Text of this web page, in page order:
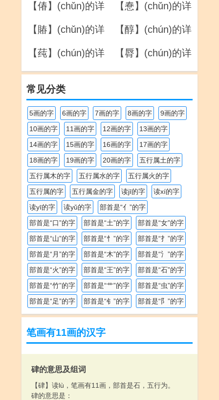
【偆】(chǔn)的详
【惷】(chǔn)的详
【賰】(chǔn)的详
【醇】(chún)的详
【莼】(chún)的详
【脣】(chún)的详
常见分类
5画的字 6画的字 7画的字 8画的字
9画的字
10画的字
11画的字 12画的字
13画的字
14画的字
15画的字 16画的字
17画的字
18画的字
19画的字 20画的字
五行属土的字
五行属木的字
五行属水的字
五行属火的字
五行属的字
五行属金的字 读jī的字
读xí的字
读yī的字
读yǔ的字
部首是“亻”的字
部首是“口”的字
部首是“土”的字
部首是“女”的字
部首是“山”的字
部首是“忄”的字
部首是“扌”的字
部首是“月”的字
部首是“木”的字
部首是“氵”的字
部首是“火”的字
部首是“王”的字
部首是“石”的字
部首是“竹”的字
部首是“艹”的字
部首是“虫”的字
部首是“足”的字
部首是“钅”的字 部首是“阝”的字
笔画有11画的汉字
硉的意思及组词
【硉】读lù，笔画有11画，部首是石，五行为。
硉的意思是：